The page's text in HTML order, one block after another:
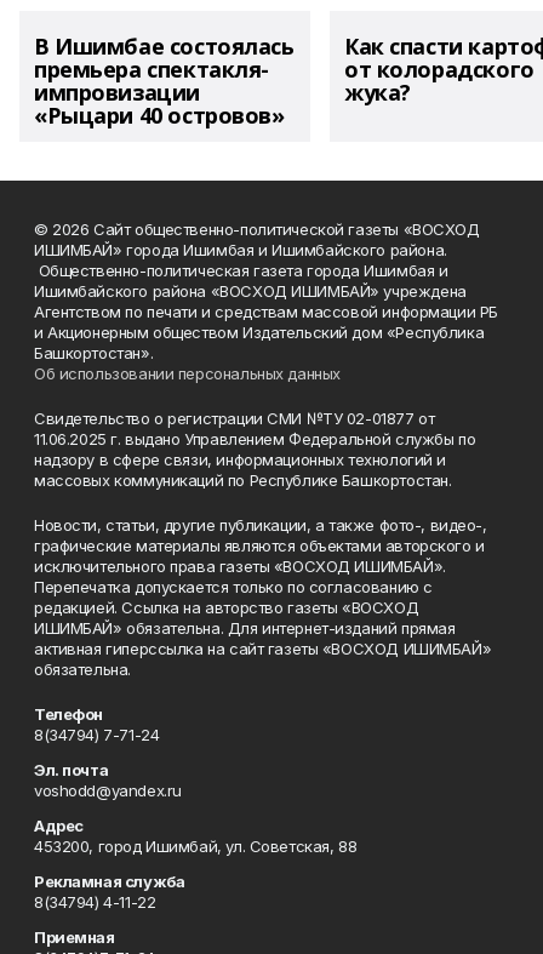
В Ишимбае состоялась
премьера спектакля-
импровизации
«Рыцари 40 островов»
Как спасти
от колорадского
жука?
© 2026 Сайт общественно-политической газеты «ВОСХОД
ИШИМБАЙ» города Ишимбая и Ишимбайского района.
Общественно-политическая газета города Ишимбая и
Ишимбайского района «ВОСХОД ИШИМБАЙ» учреждена
Агентством по печати и средствам массовой информации РБ
и Акционерным обществом Издательский дом «Республика
Башкортостан».
Об использовании персональных данных
Свидетельство о регистрации СМИ №ТУ 02-01877 от
11.06.2025 г. выдано Управлением Федеральной службы по
надзору в сфере связи, информационных технологий и
массовых коммуникаций по Республике Башкортостан.
Новости, статьи, другие публикации, а также фото-, видео-,
графические материалы являются объектами авторского и
исключительного права газеты «ВОСХОД ИШИМБАЙ».
Перепечатка допускается только по согласованию с
редакцией. Ссылка на авторство газеты «ВОСХОД
ИШИМБАЙ» обязательна. Для интернет-изданий прямая
активная гиперссылка на сайт газеты «ВОСХОД ИШИМБАЙ»
обязательна.
Телефон
8(34794) 7-71-24
Эл. почта
voshodd@yandex.ru
Адрес
453200, город Ишимбай, ул. Советская, 88
Рекламная служба
8(34794) 4-11-22
Приемная